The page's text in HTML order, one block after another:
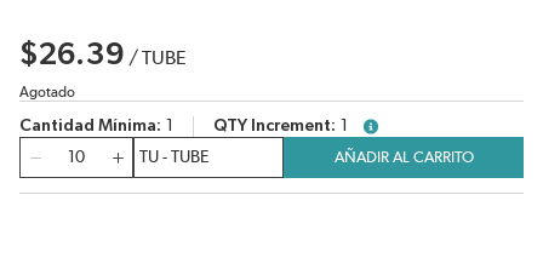
$26.39 /TUBE
Agotado
Cantidad Mínima QTY Increment
more info
Cantidad
AÑADIR AL CARRITO